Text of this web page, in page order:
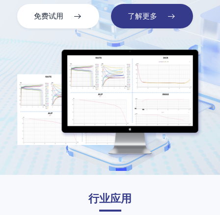
免费试用 了解更多
行业应用